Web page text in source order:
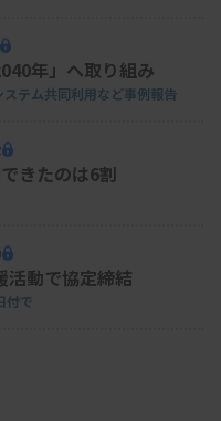
定制度を担当する。
どの4カ所のいずれ
が、規約は有名無実
術部長らで「全国・
ープ」を早急に設置
議論を始める考えを
臨床検査専門職を
年」へ取り組み
テム共同利用など事例報告
きたのは6割
活動で協定締結
付で